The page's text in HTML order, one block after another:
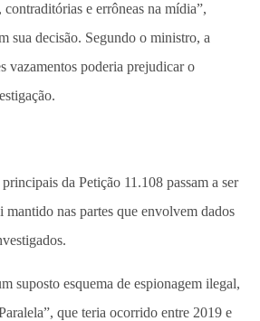
contraditórias e errôneas na mídia”,
sua decisão. Segundo o ministro, a
vazamentos poderia prejudicar o
da Petição 11.108 passam a ser
nas partes que envolvem dados
suposto esquema de espionagem ilegal,
que teria ocorrido entre 2019 e